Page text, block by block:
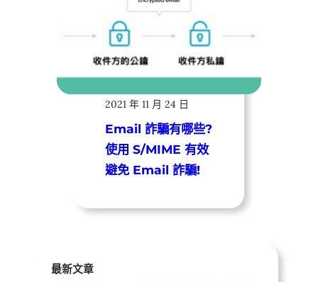
2021 年 11 月 24 日
Email 詐騙有哪些?
使用 S/MIME 有效
避免 Email 詐騙!
最新文章